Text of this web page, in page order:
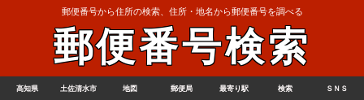
郵便番号から住所の検索、住所・地名から郵便番号を調べる
郵便番号検索
高知県 土佐清水市 地図 郵便局 最寄り駅 検索 ＳＮＳ